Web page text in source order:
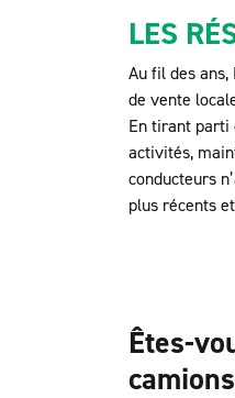
LES
Au fil des
de vente
En tirant parti
activités,
conducteurs
plus récents
Êtes-